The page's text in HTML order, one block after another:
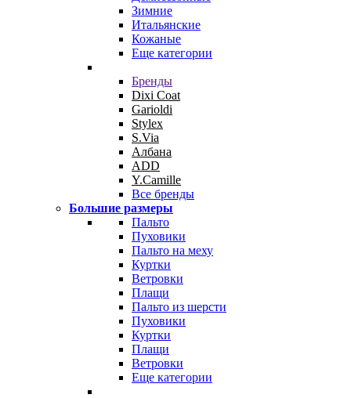
Зимние
Итальянские
Кожаные
Еще категории
Бренды
Dixi Coat
Garioldi
Stylex
S.Via
Албана
ADD
Y.Camille
Все бренды
Большие размеры
Пальто
Пуховики
Пальто на меху
Куртки
Ветровки
Плащи
Пальто из шерсти
Пуховики
Куртки
Плащи
Ветровки
Еще категории